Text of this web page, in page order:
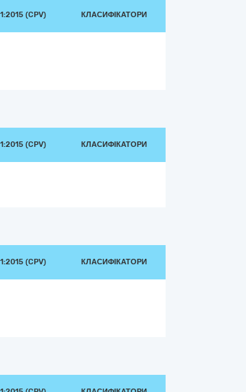
(CPV) КЛАСИФІКАТОРИ
(CPV) КЛАСИФІКАТОРИ
(CPV) КЛАСИФІКАТОРИ